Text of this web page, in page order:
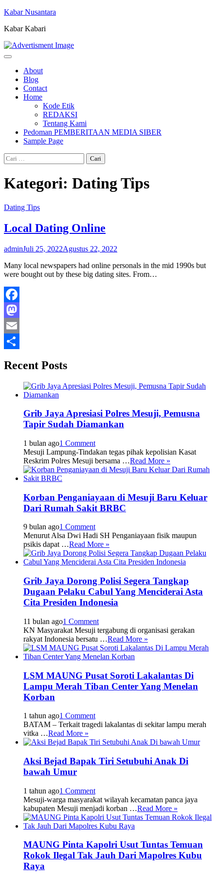
Skip
content
Kabar Nusantara
Kabar Kabari
About
Blog
Contact
Home
Kode Etik
REDAKSI
Tentang Kami
Pedoman PEMBERITAAN MEDIA SIBER
Sample Page
Cari
untuk:
Kategori: Dating Tips
Dating Tips
Local Dating Online
adminJuli 25, 2022Agustus 22, 2022
Many local newspapers had online personals in the mid 1990s but
were bought out by these big dating sites. From…
Facebook
Mastodon
Email
Recent Posts
Grib Jaya Apresiasi Polres Mesuji, Pemusna
Tapir Sudah Diamankan
1 bulan ago1 Comment
Mesuji Lampung-Tindakan tegas pihak kepolisian Kasat
Reskrim Polres Mesuji bersama …Read More »
Korban Penganiayaan di Mesuji Baru Keluar
Dari Rumah Sakit BRBC
9 bulan ago1 Comment
Menurut Alsa Dwi Hadi SH Penganiayaan fisik maupun
psikis dapat …Read More »
Grib Jaya Dorong Polisi Segera Tangkap
Dugaan Pelaku Cabul Yang Menciderai Asta
Cita Presiden Indonesia
11 bulan ago1 Comment
KN Masyarakat Mesuji tergabung di organisasi gerakan
rakyat Indonesia bersatu …Read More »
LSM MAUNG Pusat Soroti Lakalantas Di
Lampu Merah Tiban Center Yang Menelan
Korban
1 tahun ago1 Comment
BATAM – Terkait tragedi lakalantas di sekitar lampu merah
vitka …Read More »
Aksi Bejad Bapak Tiri Setubuhi Anak Di
bawah Umur
1 tahun ago1 Comment
Mesuji-warga masyarakat wilayah kecamatan panca jaya
kabupaten Mesuji menjadi korban …Read More »
MAUNG Pinta Kapolri Usut Tuntas Temuan
Rokok Ilegal Tak Jauh Dari Mapolres Kubu
Raya